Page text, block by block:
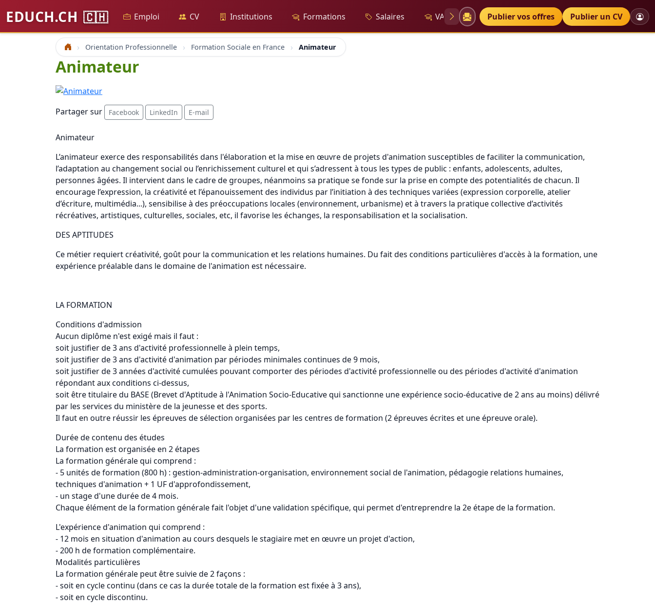
EDUCH.CH 🇨🇭 Emploi CV Institutions Formations Salaires VAE Diplômes Petites annonces
Publier vos offres Publier un CV
Accueil Orientation Professionnelle Formation Sociale en France Animateur
Animateur
Partager sur Facebook LinkedIn E-mail
Animateur
L’animateur exerce des responsabilités dans l'élaboration et la mise en œuvre de projets d'animation susceptibles de faciliter la communication,
l’adaptation au changement social ou l’enrichissement culturel et qui s’adressent à tous les types de public : enfants, adolescents, adultes,
personnes âgées. Il intervient dans le cadre de groupes, néanmoins sa pratique se fonde sur la prise en compte des potentialités de chacun. Il
encourage l’expression, la créativité et l’épanouissement des individus par l’initiation à des techniques variées (expression corporelle, atelier
d’écriture, multimédia...), sensibilise à des préoccupations locales (environnement, urbanisme) et à travers la pratique collective d’activités
récréatives, artistiques, culturelles, sociales, etc, il favorise les échanges, la responsabilisation et la socialisation.
DES APTITUDES
Ce métier requiert créativité, goût pour la communication et les relations humaines. Du fait des conditions particulières d'accès à la formation, une
expérience préalable dans le domaine de l'animation est nécessaire.
LA FORMATION
Conditions d'admission
Aucun diplôme n'est exigé mais il faut :
soit justifier de 3 ans d'activité professionnelle à plein temps,
soit justifier de 3 ans d'activité d'animation par périodes minimales continues de 9 mois,
soit justifier de 3 années d'activité cumulées pouvant comporter des périodes d'activité professionnelle ou des périodes d'activité d'animation
répondant aux conditions ci-dessus,
soit être titulaire du BASE (Brevet d'Aptitude à l'Animation Socio-Educative qui sanctionne une expérience socio-éducative de 2 ans au moins) délivré
par les services du ministère de la jeunesse et des sports.
Il faut en outre réussir les épreuves de sélection organisées par les centres de formation (2 épreuves écrites et une épreuve orale).
Durée de contenu des études
La formation est organisée en 2 étapes
La formation générale qui comprend :
- 5 unités de formation (800 h) : gestion-administration-organisation, environnement social de l'animation, pédagogie relations humaines,
techniques d'animation + 1 UF d'approfondissement,
- un stage d'une durée de 4 mois.
Chaque élément de la formation générale fait l'objet d'une validation spécifique, qui permet d'entreprendre la 2e étape de la formation.
L'expérience d'animation qui comprend :
- 12 mois en situation d'animation au cours desquels le stagiaire met en œuvre un projet d'action,
- 200 h de formation complémentaire.
Modalités particulières
La formation générale peut être suivie de 2 façons :
- soit en cycle continu (dans ce cas la durée totale de la formation est fixée à 3 ans),
- soit en cycle discontinu.